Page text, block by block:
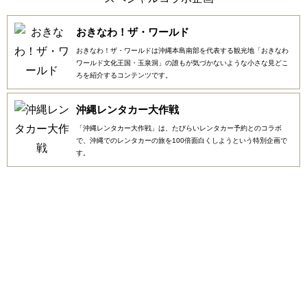
おきなわ！ザ・ワールド
おきなわ！ザ・ワールドは沖縄本島南部を代表する観光地「おきなわ
ワールド文化王国・玉泉洞」の誰もが気づかないような小さな見どこ
ろを紹介するコンテンツです。
沖縄レンタカー大作戦
「沖縄レンタカー大作戦」は、たびらいレンタカー予約とのコラボ
で、沖縄でのレンタカーの旅を100倍面白くしようという特別企画で
す。